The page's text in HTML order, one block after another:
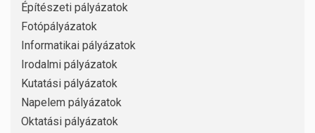
Építészeti pályázatok
Fotópályázatok
Informatikai pályázatok
Irodalmi pályázatok
Kutatási pályázatok
Napelem pályázatok
Oktatási pályázatok